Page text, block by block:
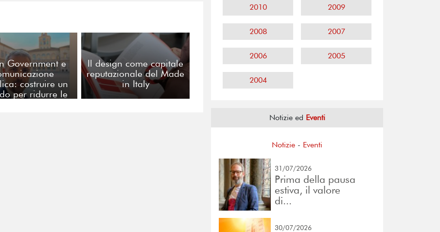
Government e
costruire un
per ridurre le
​​Il design come capitale
reputazionale del Made
in Italy
2010 2009
2008 2007
2006 2005
2004
Notizie ed Eventi
Notizie - Eventi
31/07/2026
Prima della pausa
estiva, il valore
di...
30/07/2026